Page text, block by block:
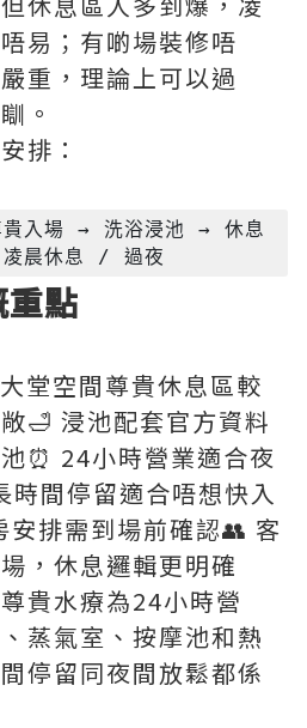
易；有啲場裝修唔
重，理論上可以過
。
排：
入場 → 洗浴浸池 → 休息
點
堂空間尊貴休息區較
🛁 浸池配套官方資料
⏰ 24小時營業適合夜
間停留適合唔想快入
排需到場前確認👥 客
，休息邏輯更明確
貴水療為24小時營
蒸氣室、按摩池和熱
停留同夜間放鬆都係